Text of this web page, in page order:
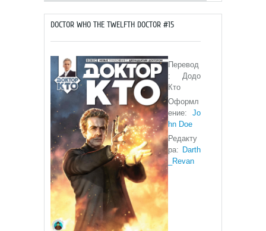
DOCTOR WHO THE TWELFTH DOCTOR #15
Перевод
: Додо
Кто
Оформл
ение: Jo
hn Doe
Редакту
ра: Darth
_Revan